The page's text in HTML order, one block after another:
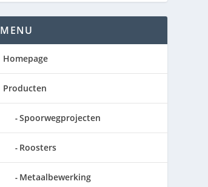
MENU
Homepage
Producten
Spoorwegprojecten
Roosters
Metaalbewerking